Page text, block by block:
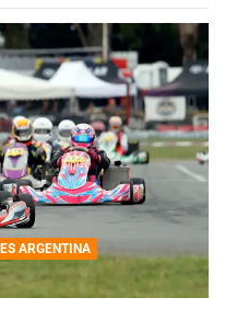
ARGENTINA